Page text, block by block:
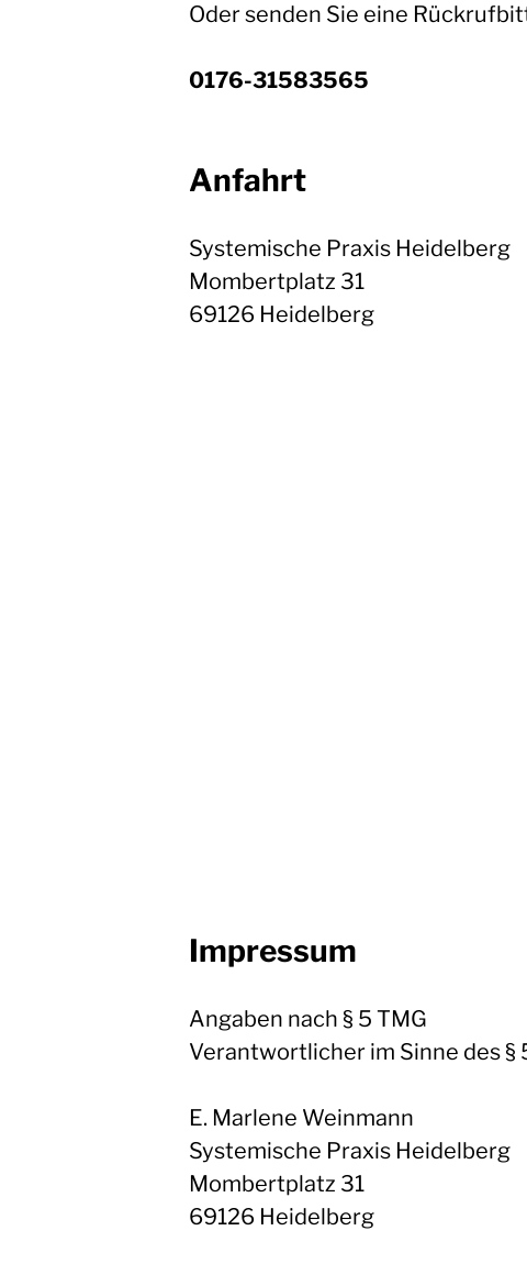
Oder senden Sie eine
0176-31583565
Anfahrt
Systemische Praxis Heidelberg
Mombertplatz 31
69126 Heidelberg
Impressum
Angaben nach § 5 TMG
Verantwortlicher im Sinne des §
E. Marlene Weinmann
Systemische Praxis Heidelberg
Mombertplatz 31
69126 Heidelberg